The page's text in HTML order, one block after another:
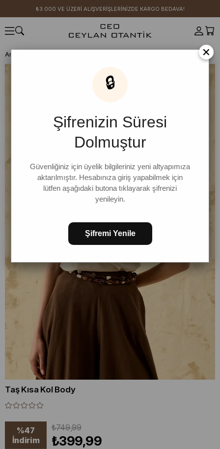
₺3.000 VE ÜZERİ ALIŞVERİŞLERİNİZDE KARGO BEDAVA!
Anasayfa
Taş Kısa Kol Body
%47
İndirim
₺749,99
₺399,99
×
🔒
Şifrenizin Süresi
Dolmuştur
Güvenliğiniz için üyelik bilgileriniz yeni altyapımıza
aktarılmıştır. Hesabınıza giriş yapabilmek için
lütfen aşağıdaki butona tıklayarak şifrenizi
yenileyin.
Şifremi Yenile